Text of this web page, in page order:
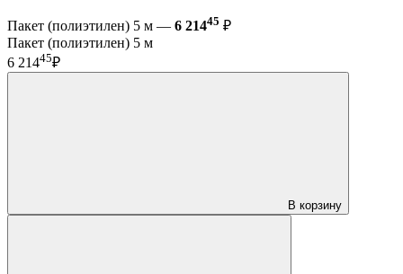
Пакет (полиэтилен) 5 м — 6 21445 ₽
Пакет (полиэтилен) 5 м
6 21445₽
В корзину